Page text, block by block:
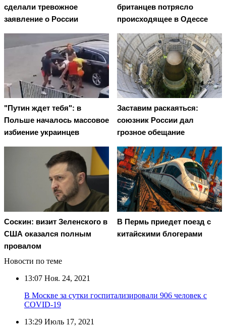
сделали тревожное
заявление о России
британцев потрясло
происходящее в Одессе
"Путин ждет тебя": в
Польше началось массовое
избиение украинцев
Заставим раскаяться:
союзник России дал
грозное обещание
Соскин: визит Зеленского в
США оказался полным
провалом
В Пермь приедет поезд с
китайскими блогерами
Новости по теме
13:07 Ноя. 24, 2021
В Москве за сутки госпитализировали 906 человек с
COVID-19
13:29 Июль 17, 2021